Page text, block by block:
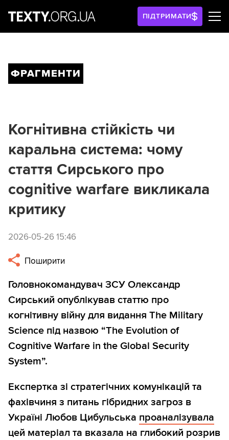
ПІДТРИМАТИ
ФРАГМЕНТИ
Когнітивна стійкість чи
каральна система: чому
стаття Сирського про
cognitive warfare викликала
критику
2026-05-26 15:46
Поширити
Головнокомандувач ЗСУ Олександр
Сирський опублікував статтю про
когнітивну війну для видання The Military
Science під назвою “The Evolution of
Cognitive Warfare in the Global Security
System”.
Експертка зі стратегічних комунікацій та
фахівчиня з питань гібридних загроз в
Україні Любов Цибульська проаналізувала
цей матеріал та вказала на глибокий розрив